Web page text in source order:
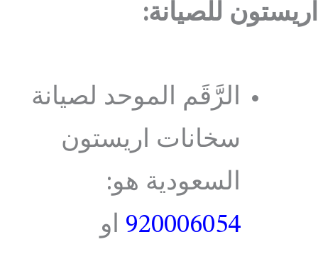
اريستون للصيانة:
الرَّقَم الموحد لصيانة
سخانات اريستون
السعودية هو:
920006054 او